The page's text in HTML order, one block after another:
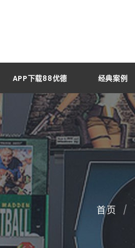
APP下载88优德 经典案例
首页